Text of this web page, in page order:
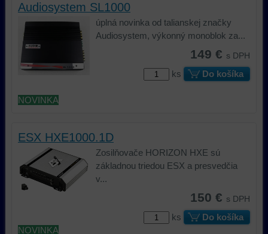
Audiosystem SL1000
úplná novinka od talianskej značky
Audiosystem, výkonný monoblok za...
149 € s DPH
ks Do košíka
NOVINKA
ESX HXE1000.1D
Zosilňovače HORIZON HXE sú
základnou triedou ESX a presvedčia
v...
150 € s DPH
ks
Do košíka
NOVINKA